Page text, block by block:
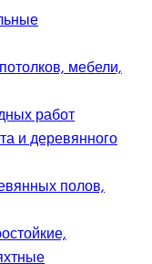
мебели,
работ
и деревянного
полов,